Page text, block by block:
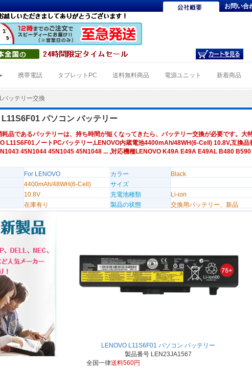
お問い合
携帯電話 タブレットPC 送料無料商品 電源ユニット 新着商品
ッテリー交換
パソコン バッテリー
耗品であるバッテリーは、持ち時間が短くなってきたら、バッテリー交換が必要です。大
L11S6F01ノートPCバッテリー,LENOVO内蔵電池4400mAh/48WH(6-Cell) 10.8V,互換品
45N1044 45N1045 45N1048 ... ,対応機種LENOVO K49A E49A E49AL B480 B590
For LENOVO カラー
Black
4400mAh/48WH(6-Cell)
サイズ
10.8V
充電池種類
Li-ion
在庫有り
製品の状態 交換用バッテリー、新品
LENOVO L11S6F01 パソコン バッテリー
製品番号 LEN23JA1567
全国一律送料560円